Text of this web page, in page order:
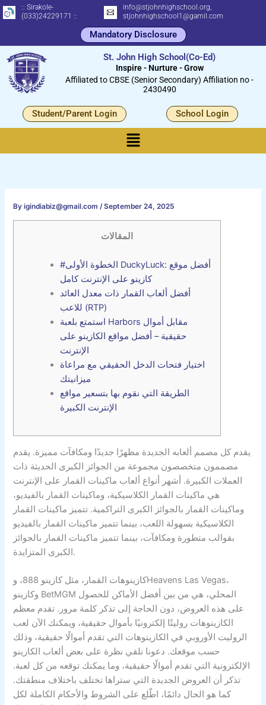
Skip
to
:: Sirakole-
(033)24229171 ::
info@stjohnhighschool.org,
stjohnhighschool1@gamil.com
Mandatory Disclosure
St. John High School(Co-Ed)
Inspire - Nurture - Grow
Affiliated to CBSE (Senior Secondary) Affiliation no -
2430490
Student/Parent Login School Login
Menu
Byigindiabiz@gmail.com /September 24, 2025
المقالات
#الخطوة الأولى DuckyLuck: أفضل موقع
كازينو على الإنترنت كامل
أفضل ألعاب القمار ذات معدل العائد
للاعب (RTP)
استمتع بلعبة Harbors مقابل أموال
حقيقية – أفضل مواقع الكازينو على
الإنترنت
اختيار فتحات الدخل الحقيقي مع مراعاة
ميزانيتك
الطريقة التي نقوم بها بتسعير مواقع
الإنترنت الكبيرة
يقدم كل مصمم ألعابه الجديدة مظهرًا جديدًا ومكافآت مميزة. يقدم
مصممون متخصصون مجموعة من الجوائز الكبرى الحديثة ذات
العملات الكبيرة. أشهر أنواع ألعاب ماكينات القمار على الإنترنت
هي ماكينات القمار الكلاسيكية، وماكينات القمار بالفيديو،
وماكينات القمار بالجوائز الكبرى التراكمية. تتميز ماكينات القمار
الكلاسيكية بسهولة اللعب، بينما تتميز ماكينات القمار بالفيديو
بقوالب متطورة ومكافآت، بينما تتميز ماكينات القمار بالجوائز
الكبرى المتزايدة.
كازينوهات القمار، مثل كازينو 888، وHeavens Las Vegas،
وكازينو BetMGM المحلي، هي من بين أفضل الأماكن للحصول
على هذه العروض، دون الحاجة إلى تذكر كلمة مرور. تقدم معظم
الكازينوهات روليتًا إلكترونيًا بأموال حقيقية، ويمكنك الآن لعب
الروليت الأوروبي في الكازينوهات التي تقدم أموالًا حقيقية، وذلك
حسب موقعك. دعونا نلقي نظرة على بعض ألعاب الكازينو
الإلكترونية التي تقدم أموالًا حقيقية، وما يمكنك توقعه من كل لعبة.
تذكر أن العروض الجديدة التي ستراها تختلف باختلاف منطقتك.
كما هو الحال دائمًا، اطّلع على الشروط والأحكام الكاملة لكل